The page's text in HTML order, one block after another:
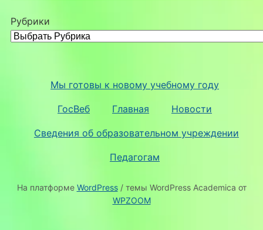
Рубрики
Мы готовы к новому учебному году
ГосВеб Главная Новости
Сведения об образовательном учреждении
Педагогам
На платформе WordPress/ темы WordPress Academica от
WPZOOM